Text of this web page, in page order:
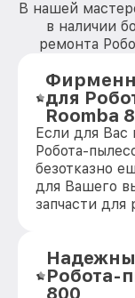
В нашей
в наличии
ремонта
для
Roomba
Если для Вас
Робота-
безотказно
для Вашего
запчасти для
Робота-
800